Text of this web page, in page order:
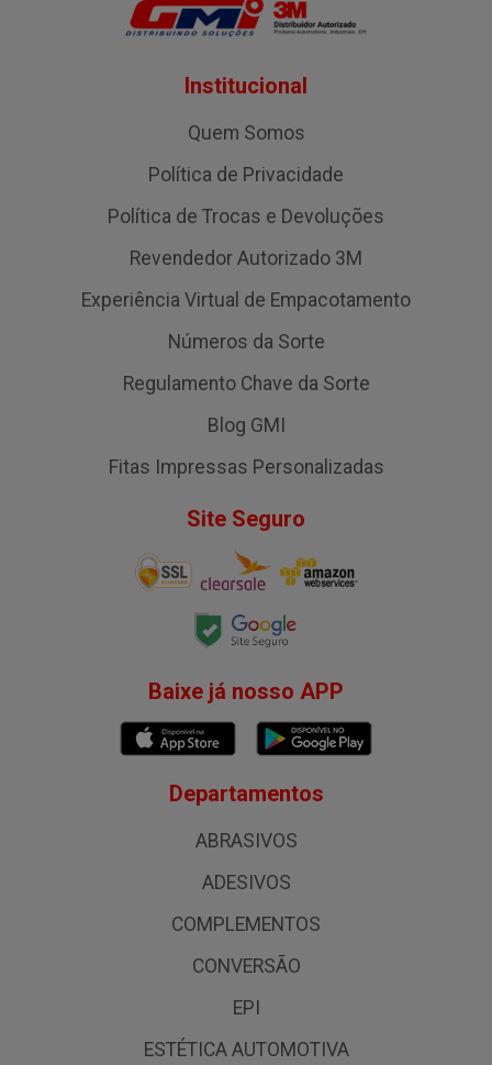
Institucional
Quem Somos
Política de Privacidade
Política de Trocas e Devoluções
Revendedor Autorizado 3M
Experiência Virtual de Empacotamento
Números da Sorte
Regulamento Chave da Sorte
Blog GMI
Fitas Impressas Personalizadas
Site Seguro
Baixe já nosso APP
Departamentos
ABRASIVOS
ADESIVOS
COMPLEMENTOS
CONVERSÃO
EPI
ESTÉTICA AUTOMOTIVA